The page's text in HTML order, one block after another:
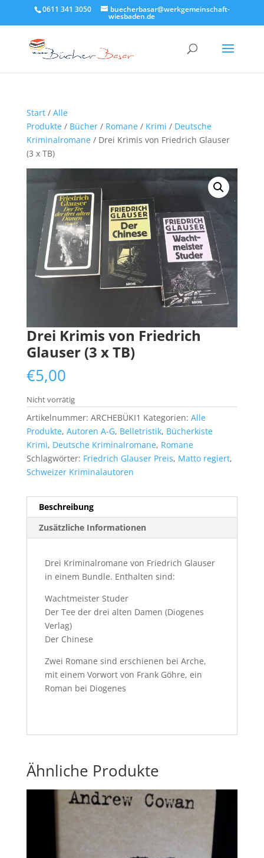
0611 341 3050 buecherbasar@werkgemeinschaft-
wiesbaden.de
Start/ Alle
Produkte/ Bücher/ Romane/ Krimi / Deutsche
Kriminalromane/ Drei Krimis von Friedrich Glauser
(3 x TB)
Drei Krimis von Friedrich
Glauser (3 x TB)
€5,00
Nicht vorrätig
Artikelnummer: ARCHEBÜKI1 Kategorien: Alle
Produkte, Autoren A-G, Belletristik, Bücherkiste
Krimi, Deutsche Kriminalromane, Romane
Schlagwörter: Friedrich Glauser Preis, Matto regiert,
Schweizer Kriminalautoren
Beschreibung
Zusätzliche Informationen
Drei Kriminalromane von Friedrich Glauser
in einem Bundle. Enthalten sind:
Wachtmeister Studer
Der Tee der drei alten Damen (Diogenes
Verlag)
Der Chinese
Zwei Romane sind erschienen bei Arche,
mit einem Vorwort von Frank Göhre, ein
Roman bei Diogenes
Ähnliche Produkte